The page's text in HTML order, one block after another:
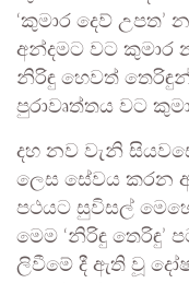
‘කුමාර දෙව්
අන්දමට වට කුමාර
නිරිඳු හෙවත්
පුරාවෘත්තය වට
දහ නව වැනි
ලෙස සේවය කරන
පථයට සුවිසල්
මෙම ‘නිරිඳු
ලිවීමේ දී ඇති වූ